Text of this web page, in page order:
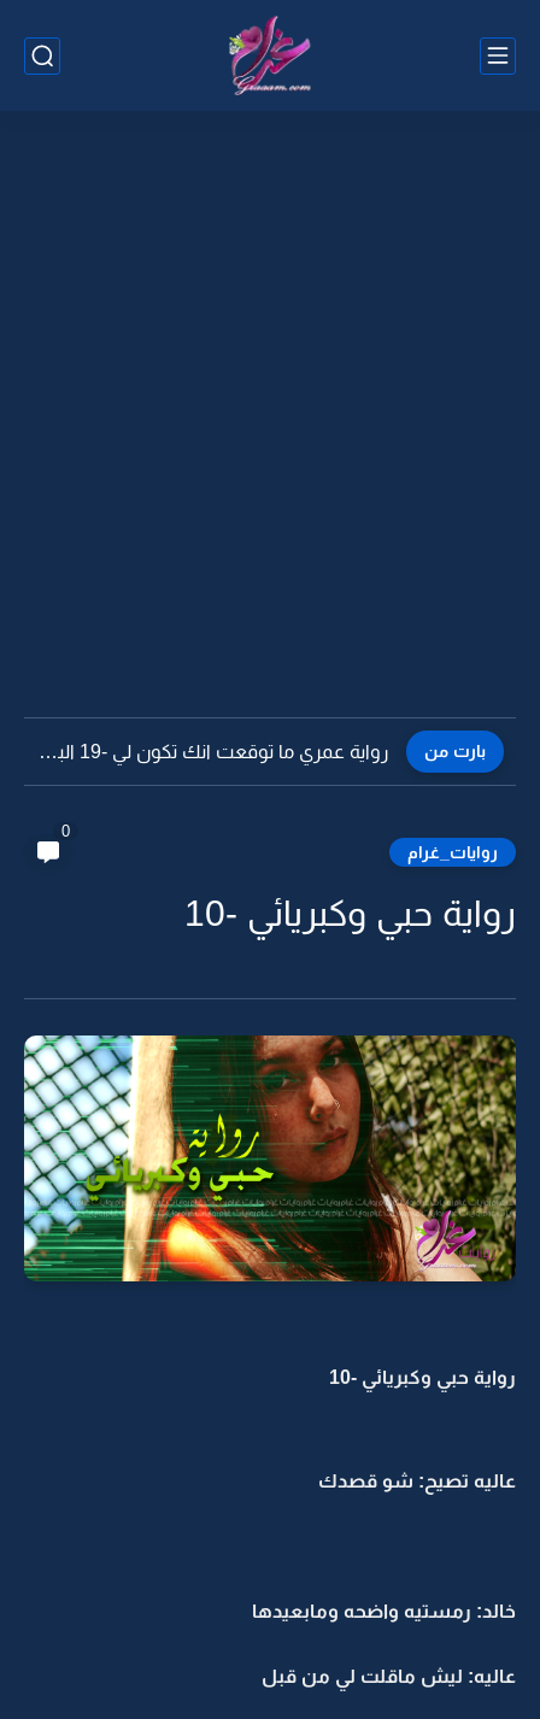
بارت من رواية عمري ما توقعت انك تكون لي -18
روايات_غرام
0
رواية حبي وكبريائي -10
رواية حبي وكبريائي -10
عاليه تصيح: شو قصدك
خالد: رمستيه واضحه ومابعيدها
عاليه: ليش ماقلت لي من قبل